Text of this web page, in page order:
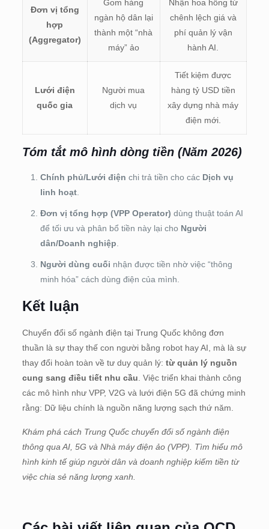
Đơn vị tổng
hợp
(Aggregator)
Gom hàng
ngàn hộ dân lại
thành một “nhà
máy” ảo
Nhận hoa hồng từ
chênh lệch giá và
phí quản lý vận
hành AI.
Lưới điện
quốc gia
Người mua
dịch vụ
Tiết kiệm được
hàng tỷ USD tiền
xây dựng nhà máy
điện mới.
Tóm tắt mô hình dòng tiền (Năm 2026)
Chính phủ/Lưới điện chi trả tiền cho các Dịch vụ
linh hoạt.
Đơn vị tổng hợp (VPP Operator) dùng thuật toán AI
để tối ưu và phân bổ tiền này lại cho Người
dân/Doanh nghiệp
Người dùng cuối nhận được tiền nhờ việc “thông
minh hóa” cách dùng điện của mình.
Kết luận
Chuyển đổi số ngành điện tại Trung Quốc không đơn
thuần là sự thay thế con người bằng robot hay AI, mà là sự
thay đổi hoàn toàn về tư duy quản lý: từ quản lý nguồn
cung sang điều tiết nhu cầu . Việc triển khai thành công
các mô hình như VPP, V2G và lưới điện 5G đã chứng minh
rằng: Dữ liệu chính là nguồn năng lượng sạch thứ năm.
Khám phá cách Trung Quốc chuyển đổi số ngành điện
thông qua AI, 5G và Nhà máy điện ảo (VPP). Tìm hiểu mô
hình kinh tế giúp người dân và doanh nghiệp kiếm tiền từ
việc chia sẻ năng lượng xanh.